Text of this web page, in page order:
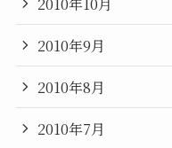
2010年9月
2010年8月
2010年7月